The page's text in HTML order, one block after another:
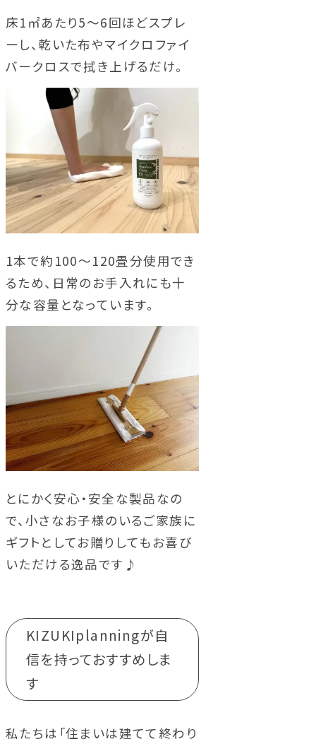
床1㎡あたり5〜6回ほどスプレ
ーし、乾いた布やマイクロファイ
バークロスで拭き上げるだけ。
1本で約100〜120畳分使用でき
るため、日常のお手入れにも十
分な容量となっています。
とにかく安心・安全な製品なの
で、小さなお子様のいるご家族に
ギフトとしてお贈りしてもお喜び
いただける逸品です♪
KIZUKIplanningが自
信を持っておすすめしま
す
私たちは「住まいは建てて終わり